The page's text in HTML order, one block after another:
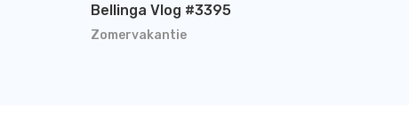
Zomervakantie
Bellinga Vlog #3395